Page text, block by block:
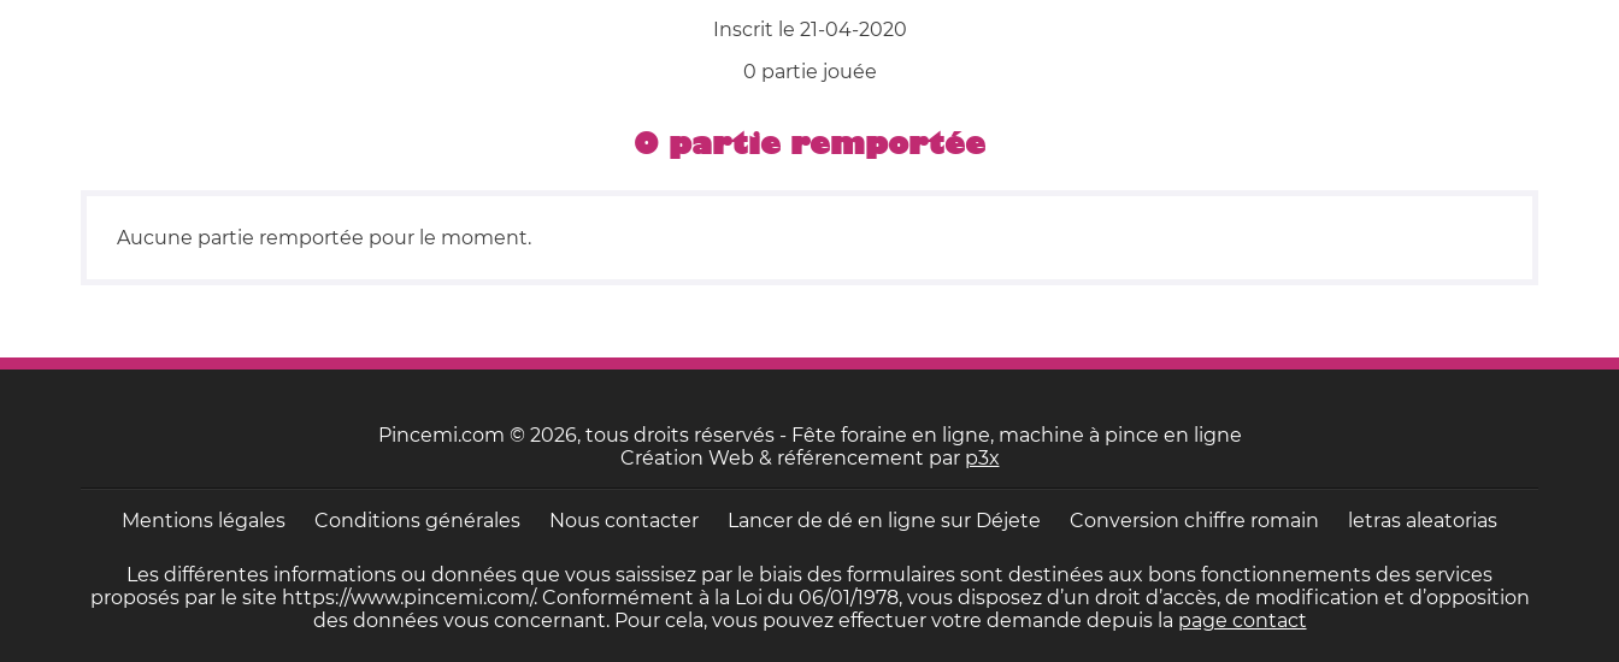
Inscrit le 21-04-2020
0 partie jouée
0 partie remportée
Aucune partie remportée pour le moment.
Pincemi.com © 2026, tous droits réservés - Fête foraine en ligne, machine à pince en ligne
Création Web & référencement par p3x
Mentions légales Conditions générales Nous contacter Lancer de dé en ligne sur Déjete Conversion chiffre romain letras aleatorias
Les différentes informations ou données que vous saissisez par le biais des formulaires sont destinées aux bons fonctionnements des services
proposés par le site https://www.pincemi.com/. Conformément à la Loi du 06/01/1978, vous disposez d’un droit d’accès, de modification et d’opposition
des données vous concernant. Pour cela, vous pouvez effectuer votre demande depuis la page contact